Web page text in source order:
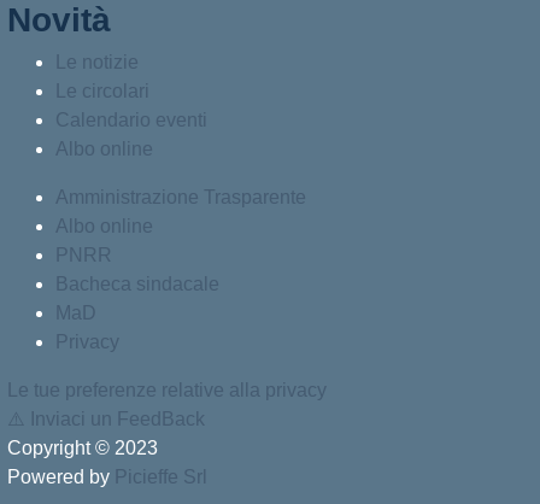
Novità
Le notizie
Le circolari
Calendario eventi
Albo online
Amministrazione Trasparente
Albo online
PNRR
Bacheca sindacale
MaD
Privacy
Le tue preferenze relative alla privacy
⚠️
Inviaci un FeedBack
Copyright © 2023
Powered by Picieffe Srl